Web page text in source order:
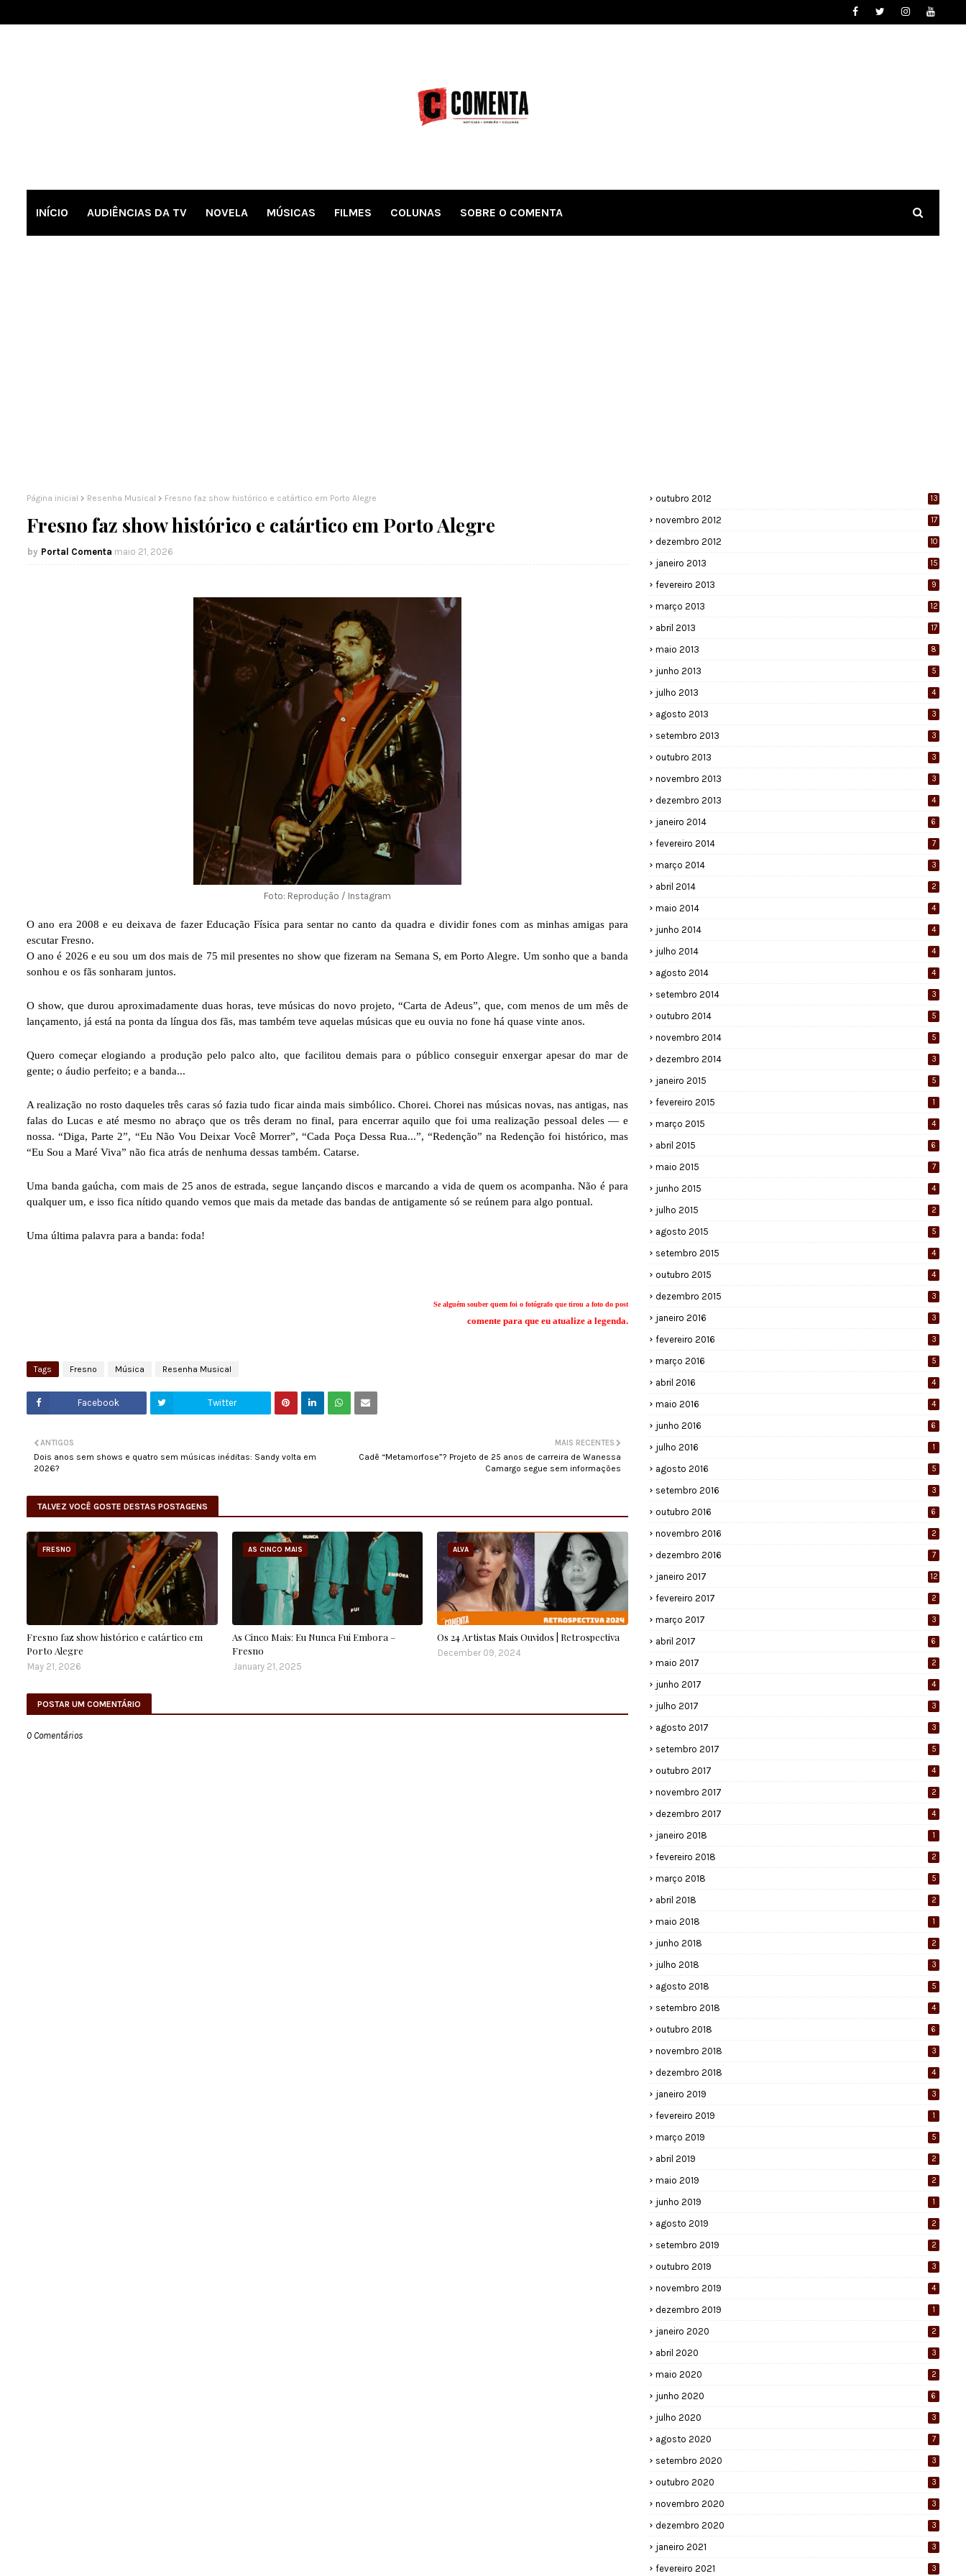
INÍCIO AUDIÊNCIAS DA TV NOVELA MÚSICAS FILMES COLUNAS SOBRE O COMENTA
Página inicial Resenha Musical Fresno faz show histórico e catártico em Porto Alegre
Fresno faz show histórico e catártico em Porto Alegre
Portal Comenta maio 21, 2026
Foto: Reprodução / Instagram
O ano era 2008 e eu deixava de fazer Educação Física para sentar no canto da quadra e dividir fones com as minhas amigas para
escutar Fresno.
O ano é 2026 e eu sou um dos mais de 75 mil presentes no show que fizeram na Semana S, emPorto Alegre. Um sonho que a banda
sonhou e os fãs sonharam juntos.
O show, que durou aproximadamente duas horas, teve músicas do novo projeto, “Carta de Adeus”, que, com menos de um mês de
lançamento, já está na ponta da língua dos fãs, mas também teve aquelas músicas que eu ouvia no fone há quase vinte anos.
Quero começar elogiando a produção pelo palco alto, que facilitou demais para o público conseguir enxergar apesar do mar de
gente; o áudio perfeito; e a banda...
A realização no rosto daqueles três caras só fazia tudo ficar ainda mais simbólico. Chorei. Chorei nas músicas novas, nas antigas, nas
falas do Lucas e até mesmo no abraço que os três deram no final, para encerrar aquilo que foi uma realização pessoal deles — e
nossa. “Diga, Parte 2”, “Eu Não Vou Deixar Você Morrer”, “Cada Poça Dessa Rua...”, “Redenção” na Redenção foi histórico, mas
“Eu Sou a Maré Viva” não fica atrás de nenhuma dessas também. Catarse.
Uma banda gaúcha, com mais de 25 anos de estrada, segue lançando discos e marcando a vida de quem os acompanha. Não é para
qualquer um, e isso fica nítido quando vemos que mais da metade das bandas de antigamente só se reúnem para algo pontual.
Uma última palavra para a banda: foda!
Se alguém souber quem foi o fotógrafo que tirou a foto do post
comente para que eu atualize a legenda.
Tags Fresno Música Resenha Musical
Facebook Twitter
MAIS RECENTES
Cadê “Metamorfose”? Projeto de 25 anos de carreira de Wanessa
Camargo segue sem informações
ANTIGOS
Dois anos sem shows e quatro sem músicas inéditas: Sandy volta em
2026?
TALVEZ VOCÊ GOSTE DESTAS POSTAGENS
FRESNO
Fresno faz show histórico e catártico em
Porto Alegre
May 21, 2026
AS CINCO MAIS
As Cinco Mais: Eu Nunca Fui Embora –
Fresno
January 21, 2025
ALVA
Os 24 Artistas Mais Ouvidos | Retrospectiva
December 09, 2024
POSTAR UM COMENTÁRIO
0 Comentários
outubro 2012 13
novembro 2012 17
dezembro 2012 10
janeiro 2013 15
fevereiro 2013 9
março 2013 12
abril 2013 17
maio 2013 8
junho 2013 5
julho 2013 4
agosto 2013 3
setembro 2013 3
outubro 2013 3
novembro 2013 3
dezembro 2013 4
janeiro 2014 6
fevereiro 2014 7
março 2014 3
abril 2014 2
maio 2014 4
junho 2014 4
julho 2014 4
agosto 2014 4
setembro 2014 3
outubro 2014 5
novembro 2014 5
dezembro 2014 3
janeiro 2015 5
fevereiro 2015 1
março 2015 4
abril 2015 6
maio 2015 7
junho 2015 4
julho 2015 2
agosto 2015 5
setembro 2015 4
outubro 2015 4
dezembro 2015 3
janeiro 2016 3
fevereiro 2016 3
março 2016 5
abril 2016 4
maio 2016 4
junho 2016 6
julho 2016 1
agosto 2016 5
setembro 2016 3
outubro 2016 6
novembro 2016 2
dezembro 2016 7
janeiro 2017 12
fevereiro 2017 2
março 2017 3
abril 2017 6
maio 2017 2
junho 2017 4
julho 2017 3
agosto 2017 3
setembro 2017 5
outubro 2017 4
novembro 2017 2
dezembro 2017 4
janeiro 2018 1
fevereiro 2018 2
março 2018 5
abril 2018 2
maio 2018 1
junho 2018 2
julho 2018 3
agosto 2018 5
setembro 2018 4
outubro 2018 6
novembro 2018 3
dezembro 2018 4
janeiro 2019 3
fevereiro 2019 1
março 2019 5
abril 2019 2
maio 2019 2
junho 2019 1
agosto 2019 2
setembro 2019 2
outubro 2019 3
novembro 2019 4
dezembro 2019 1
janeiro 2020 2
abril 2020 3
maio 2020 2
junho 2020 6
julho 2020 3
agosto 2020 7
setembro 2020 3
outubro 2020 3
novembro 2020 3
dezembro 2020 3
janeiro 2021 3
fevereiro 2021 3